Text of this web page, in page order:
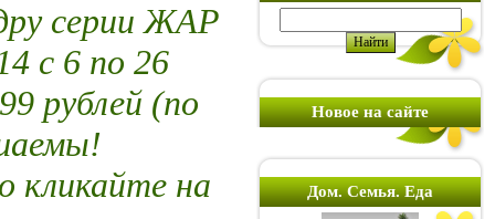
серии ЖАР
с 6 по 26
рублей (по
кликайте на
Новое на сайте
Дом. Семья. Еда